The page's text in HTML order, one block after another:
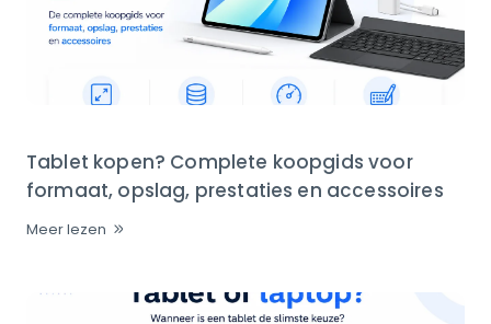
Tablet kopen? Complete koopgids voor
formaat, opslag, prestaties en accessoires
Meer lezen